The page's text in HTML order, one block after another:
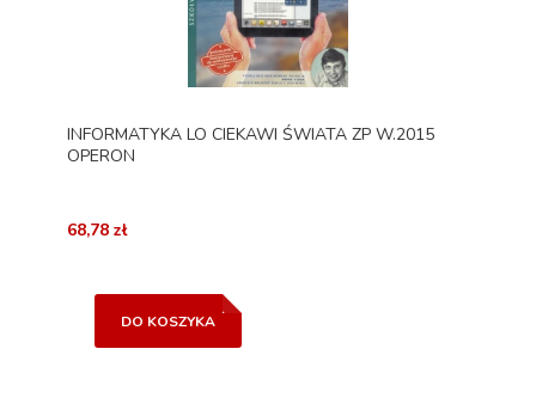
INFORMATYKA LO CIEKAWI ŚWIATA ZP W.2015
OPERON
68,78 zł
DO KOSZYKA